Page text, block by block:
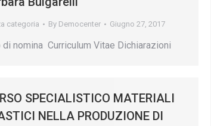
categoria By Democenter Giugno 27, 2017
di nomina Curriculum Vitae Dichiarazioni
SPECIALISTICO MATERIALI
NELLA PRODUZIONE DI